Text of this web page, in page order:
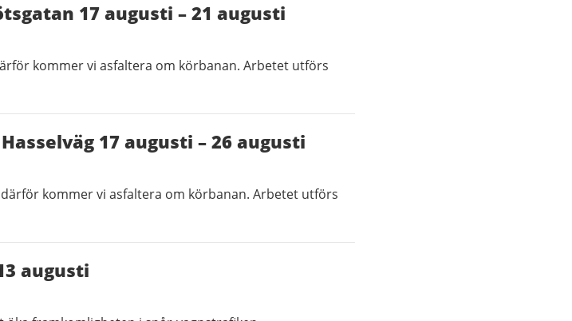
17 augusti – 21 augusti
kommer vi asfaltera om körbanan. Arbetet utförs
17 augusti – 26 augusti
kommer vi asfaltera om körbanan. Arbetet utförs
augusti